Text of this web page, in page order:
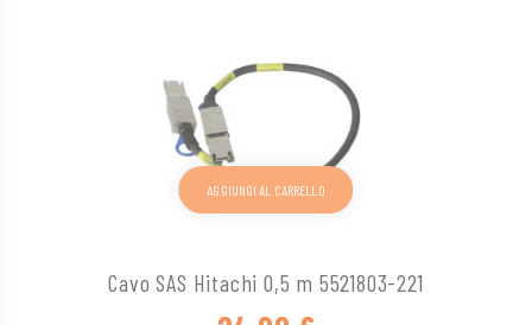
Cavo SAS Hitachi 0,5 m 5521803-221
AGGIUNGI AL CARRELLO